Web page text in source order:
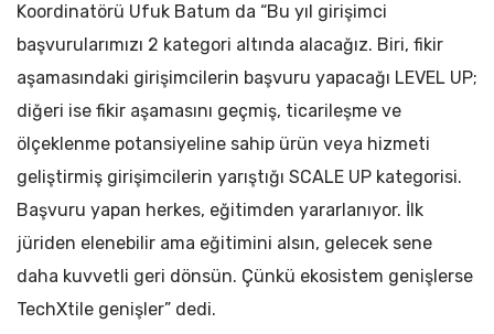
Koordinatörü Ufuk Batum da “Bu yıl girişimci
başvurularımızı 2 kategori altında alacağız. Biri, fikir
aşamasındaki girişimcilerin başvuru yapacağı LEVEL UP;
diğeri ise fikir aşamasını geçmiş, ticarileşme ve
ölçeklenme potansiyeline sahip ürün veya hizmeti
geliştirmiş girişimcilerin yarıştığı SCALE UP kategorisi.
Başvuru yapan herkes, eğitimden yararlanıyor. İlk
jüriden elenebilir ama eğitimini alsın, gelecek sene
daha kuvvetli geri dönsün. Çünkü ekosistem genişlerse
TechXtile genişler” dedi.